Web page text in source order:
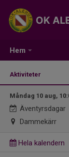
Hem
OK
Aktiviteter
Måndag 10 aug,
Äventyrsdagar
Dammekärr
Hela kalendern